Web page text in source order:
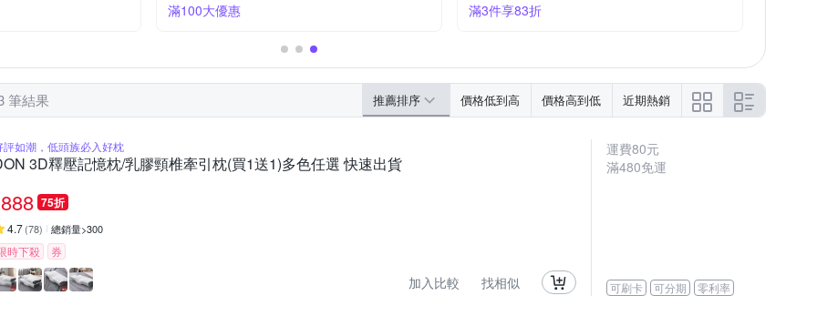
滿100大優惠 滿3件享83折
筆結果 推薦排序 價格低到高 價格高到低 近期熱銷
評如潮，低頭族必入好枕
3D釋壓記憶枕/乳膠頸椎牽引枕(買1送1)多色任選 快速出貨
888 75折
4.7(78) 總銷量>300
時下殺 券
加入比較 找相似
運費80元
滿480免運
可刷卡 可分期 零利率